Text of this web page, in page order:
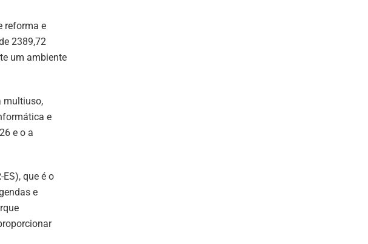
reforma e
2389,72
um ambiente
multiuso,
e
e o a
que é o
e